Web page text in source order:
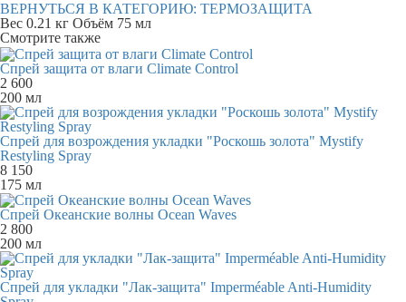
ВЕРНУТЬСЯ В КАТЕГОРИЮ: ТЕРМОЗАЩИТА
Вес 0.21 кг Объём 75 мл
Смотрите также
Спрей защита от влаги Climate Control
2 600
200 мл
Спрей для возрождения укладки "Роскошь золота" Mystify
Restyling Spray
8 150
175 мл
Спрей Океанские волны Ocean Waves
2 800
200 мл
Спрей для укладки "Лак-защита" Imperméable Anti-Humidity